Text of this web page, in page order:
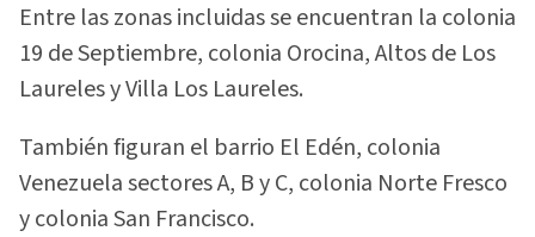
Entre las zonas incluidas se encuentran la colonia
19 de Septiembre, colonia Orocina, Altos de Los
Laureles y Villa Los Laureles.
También figuran el barrio El Edén, colonia
Venezuela sectores A, B y C, colonia Norte Fresco
y colonia San Francisco.